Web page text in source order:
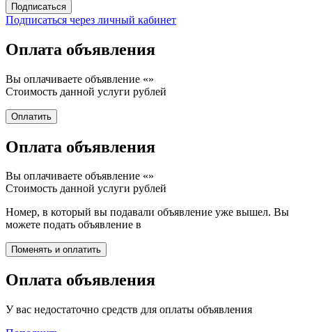
Подписаться через личный кабинет
Оплата объявления
Вы оплачиваете объявление «»
Стоимость данной услуги рублей
Оплата объявления
Вы оплачиваете объявление «»
Стоимость данной услуги рублей
Номер, в который вы подавали объявление уже вышел. Вы
можете подать объявление в
Оплата объявления
У вас недостаточно средств для оплаты объявления